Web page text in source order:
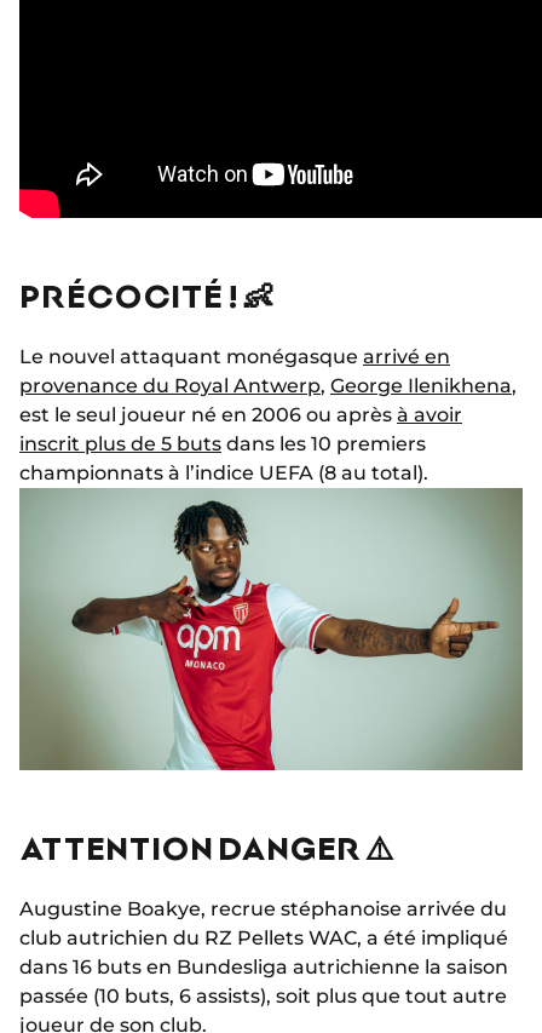
PRÉCOCITÉ ! 👶
Le nouvel attaquant monégasque arrivé en
provenance du Royal Antwerp, George Ilenikhena,
est le seul joueur né en 2006 ou après à avoir
inscrit plus de 5 buts dans les 10 premiers
championnats à l’indice UEFA (8 au total).
ATTENTION DANGER ⚠️
Augustine Boakye, recrue stéphanoise arrivée du
club autrichien du RZ Pellets WAC, a été impliqué
dans 16 buts en Bundesliga autrichienne la saison
passée (10 buts, 6 assists), soit plus que tout autre
joueur de son club.